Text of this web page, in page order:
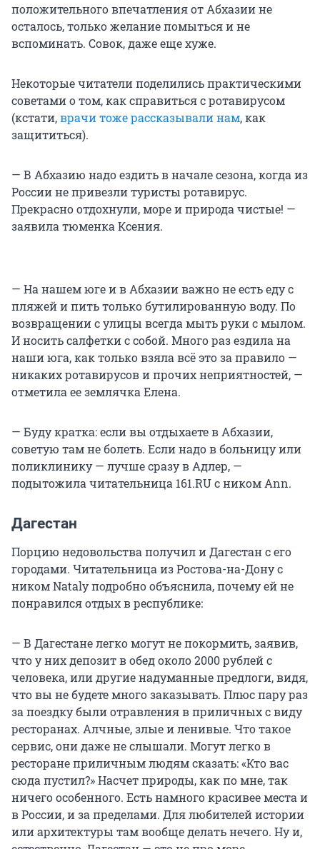
положительного впечатления от Абхазии не
осталось, только желание помыться и не
вспоминать. Совок, даже еще хуже.
Некоторые читатели поделились практическими
советами о том, как справиться с ротавирусом
(кстати,врачи тоже рассказывали нам, как
защититься).
— В Абхазию надо ездить в начале сезона, когда из
России не привезли туристы ротавирус.
Прекрасно отдохнули, море и природа чистые! —
заявила тюменка Ксения.
— На нашем юге и в Абхазии важно не есть еду с
пляжей и пить только бутилированную воду. По
возвращении с улицы всегда мыть руки с мылом.
И носить салфетки с собой. Много раз ездила на
наши юга, как только взяла всё это за правило —
никаких ротавирусов и прочих неприятностей, —
отметила ее землячка Елена.
— Буду кратка: если вы отдыхаете в Абхазии,
советую там не болеть. Если надо в больницу или
поликлинику — лучше сразу в Адлер, —
подытожила читательница 161.RU с ником Ann.
Дагестан
Порцию недовольства получил и Дагестан с его
городами. Читательница из Ростова-на-Дону с
ником Nataly подробно объяснила, почему ей не
понравился отдых в республике:
— В Дагестане легко могут не покормить, заявив,
что у них депозит в обед около 2000 рублей с
человека, или другие надуманные предлоги, видя,
что вы не будете много заказывать. Плюс пару раз
за поездку были отравления в приличных с виду
ресторанах. Алчные, злые и ленивые. Что такое
сервис, они даже не слышали. Могут легко в
ресторане приличным людям сказать: «Кто вас
сюда пустил?» Насчет природы, как по мне, так
ничего особенного. Есть намного красивее места и
в России, и за пределами. Для любителей истории
или архитектуры там вообще делать нечего. Ну и,